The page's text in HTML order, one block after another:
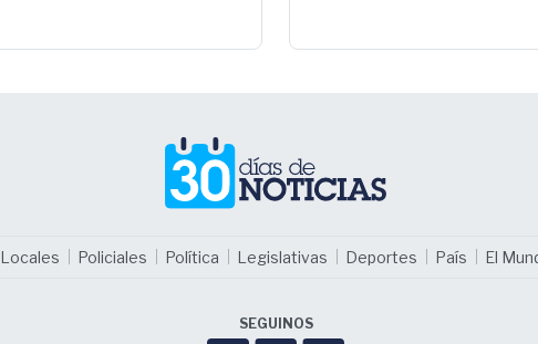
Locales Policiales Política Legislativas Deportes País El
SEGUINOS